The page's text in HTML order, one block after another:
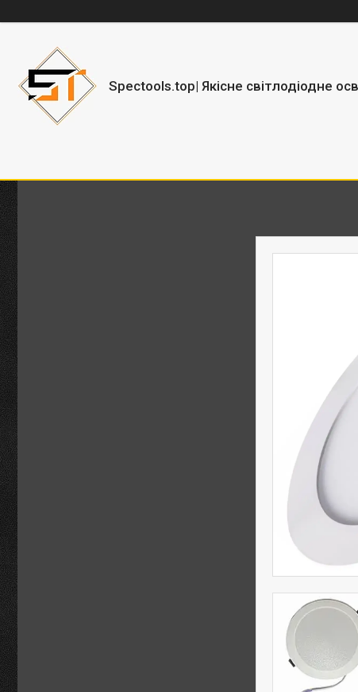
Spectools.top| Якісне світлодіодне